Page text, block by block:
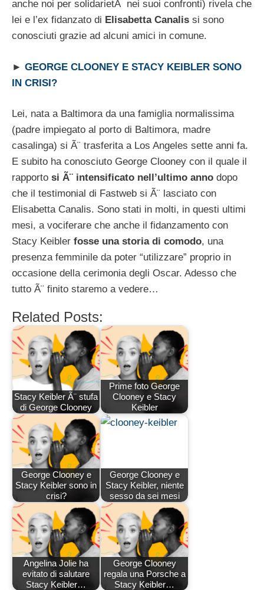
anche noi per solidarietÃ nei suoi confronti) rivela che
lei e l’ex fidanzato di Elisabetta Canalis si sono
conosciuti grazie ad alcuni amici in comune.
► GEORGE CLOONEY E STACY KEIBLER SONO
IN CRISI?
Lei, nata a Baltimora da una famiglia normalissima
(padre impiegato al porto di Baltimora, madre
casalinga) si Ã¨ trasferita a Los Angeles sette anni fa.
E subito ha conosciuto George Clooney con il quale il
rapporto si Ã¨ intensificato nell’ultimo anno dopo
che il testimonial di Fastweb si Ã¨ lasciato con
Elisabetta Canalis. Sono stati in molti, in questi ultimi
mesi, a vociferare che anche il fidanzamento con
Stacy Keibler fosse una storia di comodo, una
presenza femminile da poter “utilizzare” proprio in
occasione della cerimonia degli Oscar. Adesso che
tutto Ã¨ finito staremo a vedere…
Related Posts:
Stacy Keibler Ã¨ stufa
di George Clooney
Prime foto George
Clooney e Stacy
Keibler
George Clooney e
Stacy Keibler sono in
crisi?
George Clooney e
Stacy Keibler, niente
sesso da sei mesi
Angelina Jolie ha
evitato di salutare
Stacy Keibler…
George Clooney
regala una Porsche a
Stacy Keibler…